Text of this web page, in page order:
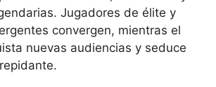
Jugadores de élite y
convergen, mientras el
nuevas audiencias y seduce